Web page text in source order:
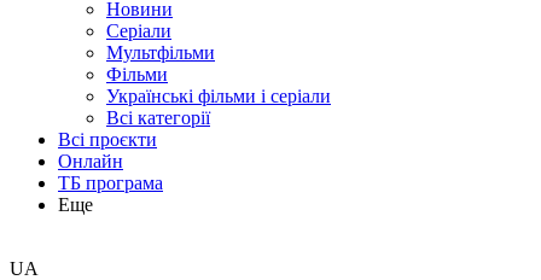
Новини
Серіали
Мультфільми
Фільми
Українські фільми і серіали
Всі категорії
Всі проєкти
Онлайн
ТБ програма
Еще
UA